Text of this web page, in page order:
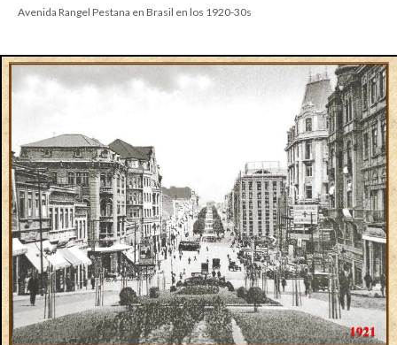
Avenida Rangel Pestana en Brasil en los 1920-30s